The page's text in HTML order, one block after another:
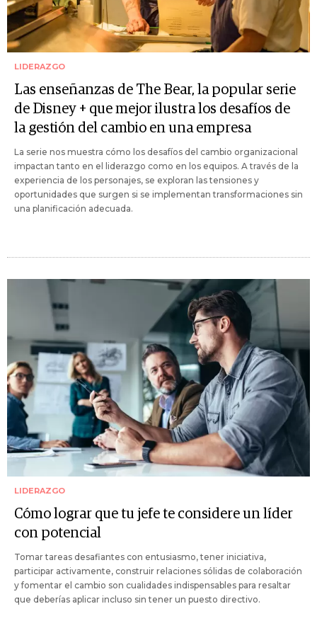
LIDERAZGO
Las enseñanzas de The Bear, la popular serie
de Disney + que mejor ilustra los desafíos de
la gestión del cambio en una empresa
La serie nos muestra cómo los desafíos del cambio organizacional
impactan tanto en el liderazgo como en los equipos. A través de la
experiencia de los personajes, se exploran las tensiones y
oportunidades que surgen si se implementan transformaciones sin
una planificación adecuada.
LIDERAZGO
Cómo lograr que tu jefe te considere un líder
con potencial
Tomar tareas desafiantes con entusiasmo, tener iniciativa,
participar activamente, construir relaciones sólidas de colaboración
y fomentar el cambio son cualidades indispensables para resaltar
que deberías aplicar incluso sin tener un puesto directivo.